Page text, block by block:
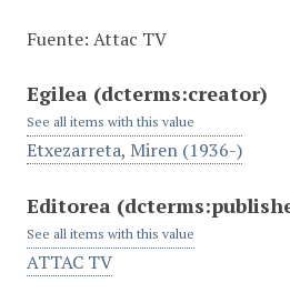
Fuente: Attac TV
Egilea (dcterms:creator)
See all items with this value
Etxezarreta, Miren (1936-)
Editorea
See all items with this value
ATTAC TV